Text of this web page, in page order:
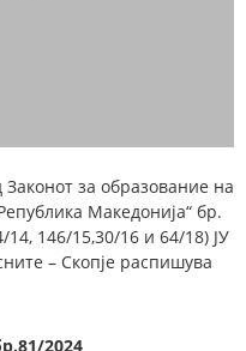
за образование на
Македонија“ бр.
146/15,30/16 и 64/18) ЈУ
– Скопје распишува
2024